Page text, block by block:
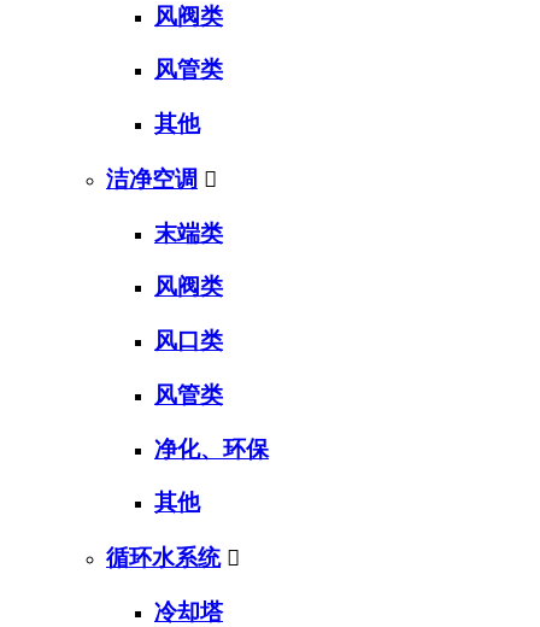
风阀类
风管类
其他
洁净空调 
末端类
风阀类
风口类
风管类
净化、环保
其他
循环水系统 
冷却塔